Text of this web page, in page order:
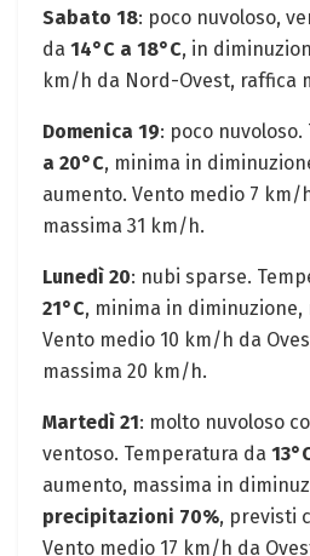
Sabato 18: poco nuvoloso,
da 14°C a 18°C, in
km/h da Nord-Ovest, raffica
Domenica 19: poco
a 20°C, minima in
aumento. Vento medio 7 km/
massima 31 km/h.
Lunedì 20: nubi sparse.
21°C, minima in diminuzione,
Vento medio 10 km/h da
massima 20 km/h.
Martedì 21: molto nuvoloso
ventoso. Temperatura da
aumento, massima in
precipitazioni 70%, previsti
Vento medio 17 km/h da